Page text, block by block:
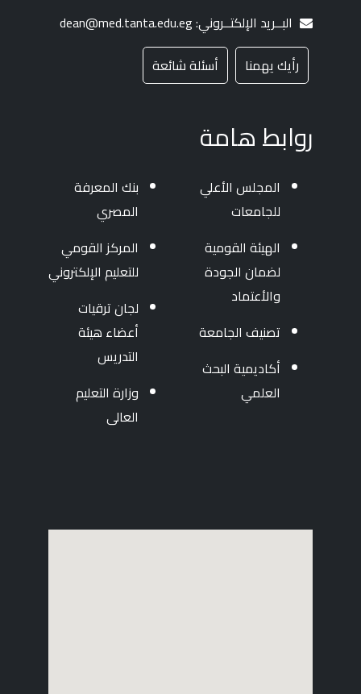
البــريد الإلكتــروني: dean@med.tanta.edu.eg
رأيك يهمنا
أسئلة شائعة
روابط هامة
المجلس الأعلي
للجامعات
الهيئة القومية
لضمان الجودة
والأعتماد
تصنيف الجامعة
أكاديمية البحث
العلمي
بنك المعرفة
المصري
المركز القومي
للتعليم الإلكتروني
لجان ترقيات
أعضاء هيئة
التدريس
وزارة التعليم
العالى